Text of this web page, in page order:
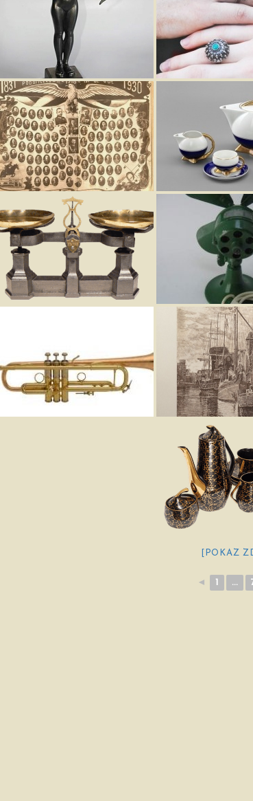
[POKAZ
◄ 1 ...